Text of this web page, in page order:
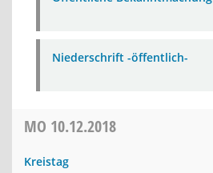
Niederschrift -öffentlich-
MO 10.12.2018
Kreistag